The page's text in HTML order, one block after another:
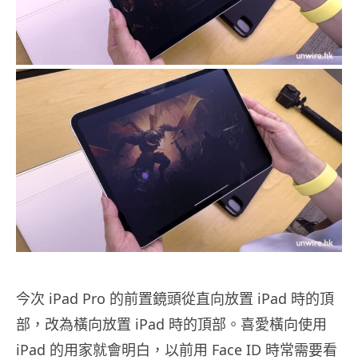
今次 iPad Pro 的前置鏡頭從直向放置 iPad 時的頂
部，改為橫向放置 iPad 時的頂部。喜愛橫向使用
iPad 的用家就會明白，以前用 Face ID 時常需要看